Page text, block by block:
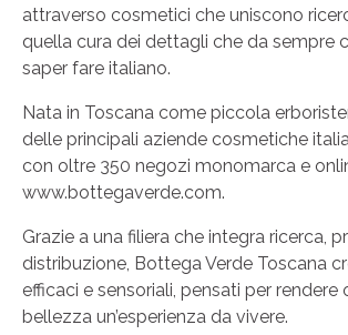
attraverso cosmetici che uniscono
quella cura dei dettagli che da sempre
saper fare italiano.
Nata in Toscana come piccola
delle principali aziende cosmetiche
con oltre 350 negozi monomarca e
www.bottegaverde.com.
Grazie a una filiera che integra ricerca,
distribuzione, Bottega Verde Toscana
efficaci e sensoriali, pensati per rendere
bellezza un’esperienza da vivere.